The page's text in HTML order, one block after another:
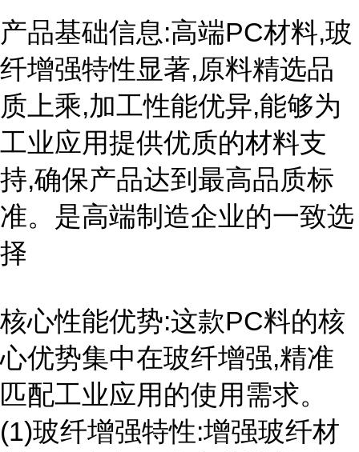
产品基础信息:高端PC材料,玻
纤增强特性显著,原料精选品
质上乘,加工性能优异,能够为
工业应用提供优质的材料支
持,确保产品达到最高品质标
准。是高端制造企业的一致选
择
核心性能优势:这款PC料的核
心优势集中在玻纤增强,精准
匹配工业应用的使用需求。
(1)玻纤增强特性:增强玻纤材